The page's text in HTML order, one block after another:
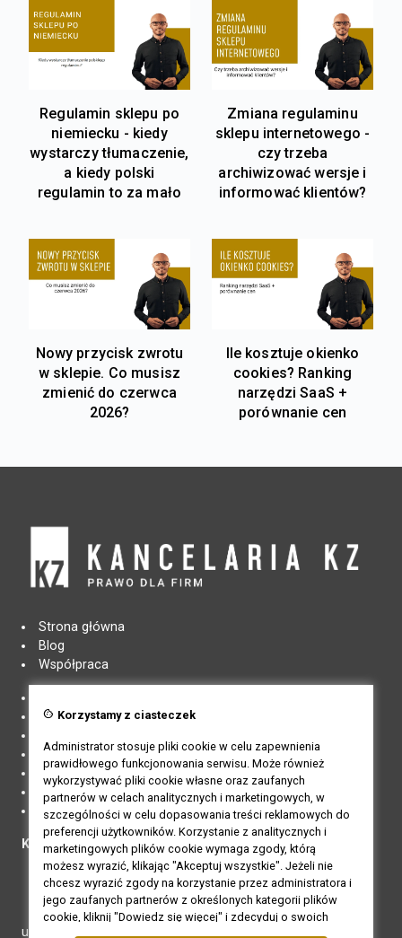
Regulamin sklepu po
niemiecku - kiedy
wystarczy tłumaczenie,
a kiedy polski
regulamin to za mało
Zmiana regulaminu
sklepu internetowego -
czy trzeba
archiwizować wersje i
informować klientów?
Nowy przycisk zwrotu
w sklepie. Co musisz
zmienić do czerwca
2026?
Ile kosztuje okienko
cookies? Ranking
narzędzi SaaS +
porównanie cen
Strona główna
Blog
Współpraca
Regulamin newslettera
Pliki cookies
Polityka opinii
Odstąpienie od umowy / zwrot
Edytuj zgody cookie
Kancelaria KZ
795-846-132
kontakt@kancelariakz.pl
ul. Wspólna 3
cookie Korzystamy z ciasteczek
Administrator stosuje pliki cookie w celu zapewnienia
prawidłowego funkcjonowania serwisu. Może również
wykorzystywać pliki cookie własne oraz zaufanych
partnerów w celach analitycznych i marketingowych, w
szczególności w celu dopasowania treści reklamowych do
preferencji użytkowników. Korzystanie z analitycznych i
marketingowych plików cookie wymaga zgody, którą
możesz wyrazić, klikając "Akceptuj wszystkie". Jeżeli nie
chcesz wyrazić zgody na korzystanie przez administratora i
jego zaufanych partnerów z określonych kategorii plików
cookie, kliknij "Dowiedz się więcej" i zdecyduj o swoich
preferencjach. Wyrażoną zgodę można wycofać w każdym